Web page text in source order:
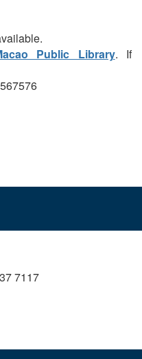
Public Library. If
7117